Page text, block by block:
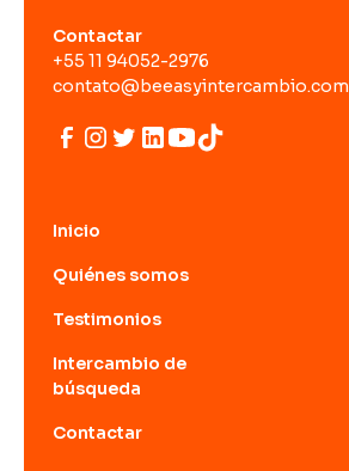
Contactar
+55 11 94052-2976
contato@beeasyintercambio.com
Inicio
Quiénes somos
Testimonios
Intercambio de
búsqueda
Contactar